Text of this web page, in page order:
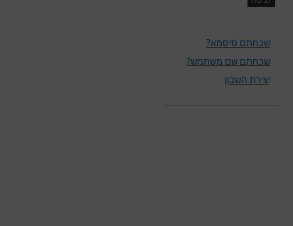
שכחתם סיסמא?
שכחתם שם משתמש?
יצירת חשבון